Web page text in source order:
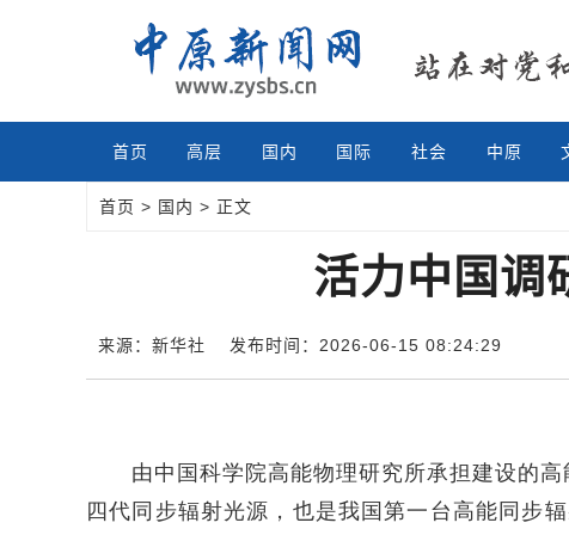
首页 高层 国内 国际 社会 中原
首页 > 国内 > 正文
活力中国调
来源：新华社 发布时间：2026-06-15 08:24:29
由中国科学院高能物理研究所承担建设的高
四代同步辐射光源，也是我国第一台高能同步